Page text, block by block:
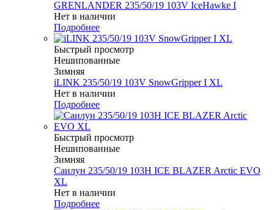
GRENLANDER 235/50/19 103V IceHawke I
Нет в наличии
Подробнее
Быстрый просмотр
Нешипованные
Зимняя
iLINK 235/50/19 103V SnowGripper I XL
Нет в наличии
Подробнее
Быстрый просмотр
Нешипованные
Зимняя
Саилун 235/50/19 103H ICE BLAZER Arctic EVO
XL
Нет в наличии
Подробнее